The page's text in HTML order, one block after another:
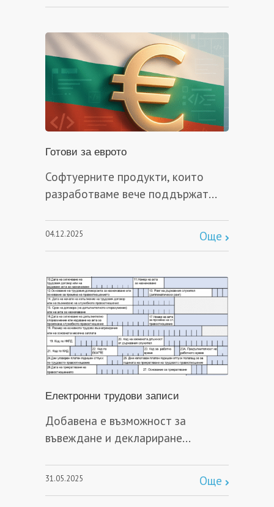
Готови за еврото
Софтуерните продукти, които
разработваме вече поддържат...
04.12.2025 Още
Електронни трудови записи
Добавена е възможност за
въвеждане и деклариране...
31.05.2025 Още